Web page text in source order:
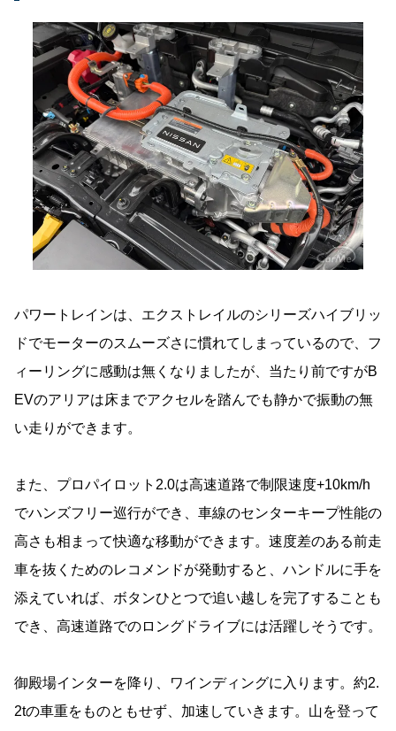
パワートレインは、エクストレイルのシリーズハイブリッ
ドでモーターのスムーズさに慣れてしまっているので、フ
ィーリングに感動は無くなりましたが、当たり前ですがB
EVのアリアは床までアクセルを踏んでも静かで振動の無
い走りができます。
また、プロパイロット2.0は高速道路で制限速度+10km/h
でハンズフリー巡行ができ、車線のセンターキープ性能の
高さも相まって快適な移動ができます。速度差のある前走
車を抜くためのレコメンドが発動すると、ハンドルに手を
添えていれば、ボタンひとつで追い越しを完了することも
でき、高速道路でのロングドライブには活躍しそうです。
御殿場インターを降り、ワインディングに入ります。約2.
2tの車重をものともせず、加速していきます。山を登って